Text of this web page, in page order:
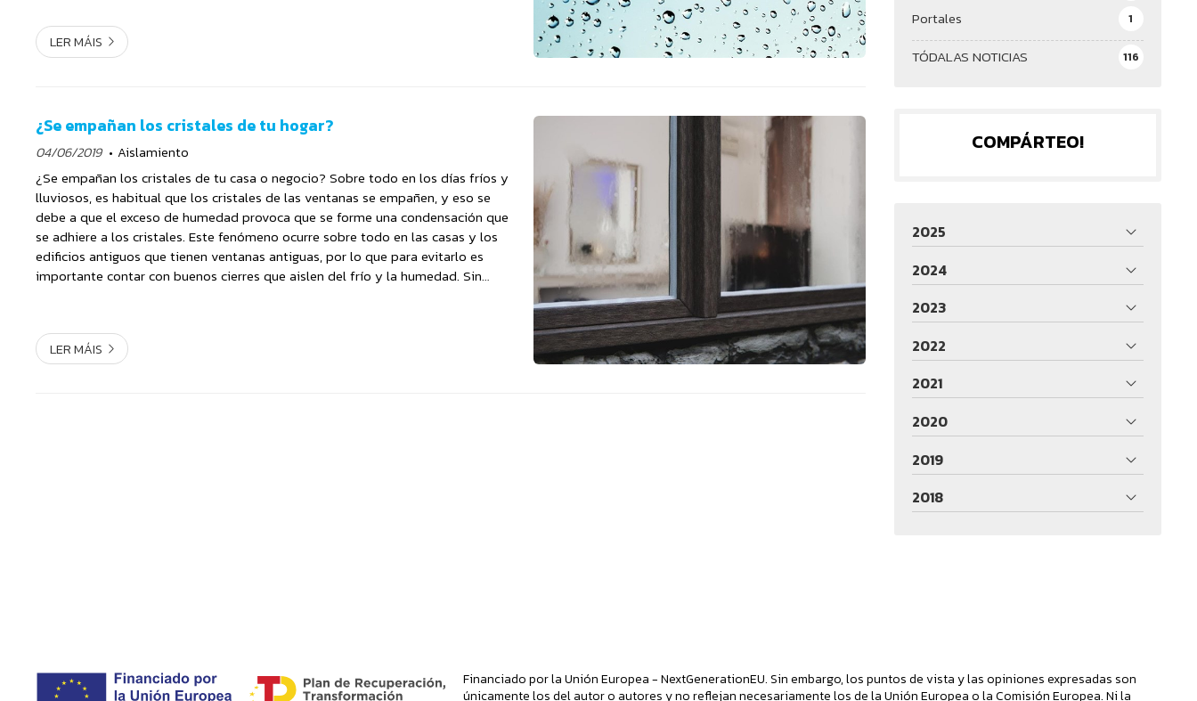
TÓDALAS NOTICIAS 116
Portales 1
LER MÁIS
¿Se empañan los cristales de tu hogar?
04/06/2019 Aislamiento
¿Se empañan los cristales de tu casa o negocio? Sobre todo en los días fríos y
lluviosos, es habitual que los cristales de las ventanas se empañen, y eso se
debe a que el exceso de humedad provoca que se forme una condensación que
se adhiere a los cristales. Este fenómeno ocurre sobre todo en las casas y los
edificios antiguos que tienen ventanas antiguas, por lo que para evitarlo es
importante contar con buenos cierres que aislen del frío y la humedad. Sin
LER MÁIS
COMPÁRTEO!
2025
2024
2023
2022
2021
2020
2019
2018
Financiado por la Unión Europea - NextGenerationEU. Sin embargo, los puntos de vista y las opiniones expresadas son
únicamente los del autor o autores y no reflejan necesariamente los de la Unión Europea o la Comisión Europea. Ni la